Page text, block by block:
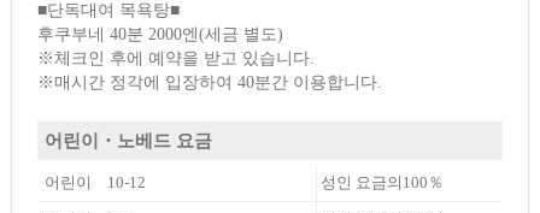
■단독대여 목욕탕■
후쿠부네 40분 2000엔(세금 별도)
※체크인 후에 예약을 받고 있습니다.
※매시간 정각에 입장하여 40분간 이용합니다.
어린이・노베드 요금
어린이 10-12 성인 요금의100％